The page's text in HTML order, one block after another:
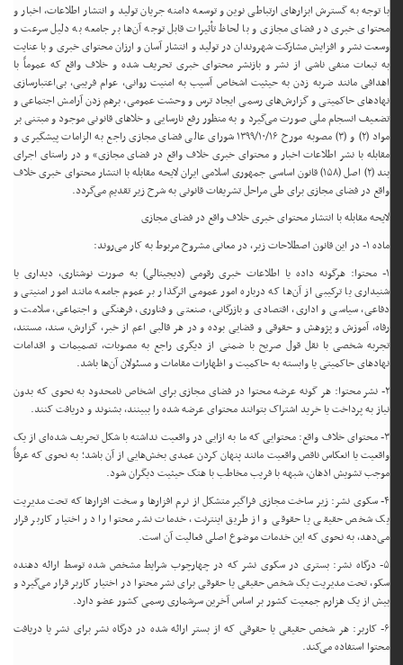
با توجه به گسترش ابزارهای ارتباطی نوین و توسعه دامنه جریان تولید و انتشار اطلاعات، اخبار و
محتوای خبری در فضای مجازی و با لحاظ تأثیرات قابل توجه آن‌ها بر جامعه به دلیل سرعت و
وسعت نشر و افزایش مشارکت شهروندان در تولید و انتشار آسان و ارزان محتوای خبری و با عنایت
به تبعات منفی ناشی از نشر و بازنشر محتوای خبری تحریف شده و خلاف واقع که عموماً با
اهدافی مانند ضربه زدن به حیثیت اشخاص آسیب به امنیت روانی، عوام فریبی، بی‌اعتبارسازی
نهادهای حاکمیتی و گزارش‌های رسمی ایجاد ترس و وحشت عمومی، برهم زدن آرامش اجتماعی و
تضعیف انسجام ملی صورت می‌گیرد و به منظور رفع نارسایی و خلاهای قانونی موجود و مبتنی بر
مواد (۲) و (۳) مصوبه مورخ ۱۳۹۹/۱۰/۱۶ شورای عالی فضای مجازی راجع به الزامات پیشگیری و
مقابله با نشر اطلاعات اخبار و محتوای خبری خلاف واقع در فضای مجازی» و در راستای اجرای
بند (۲) اصل (۱۵۸) قانون اساسی جمهوری اسلامی ایران لایحه مقابله با انتشار محتوای خبری خلاف
واقع در فضای مجازی برای طی مراحل تشریفات قانونی به شرح زیر تقدیم می‌گردد.
لایحه مقابله با انتشار محتوای خبری خلاف واقع در فضای مجازی
ماده ۱- در این قانون اصطلاحات زیر، در معانی مشروح مربوط به کار می‌روند:
۱- محتوا: هرگونه داده یا اطلاعات خبری رقومی (دیجیتالی) به صورت نوشتاری، دیداری یا
شنیداری یا ترکیبی از آن‌ها که درباره امور عمومی اثرگذار بر عموم جامعه مانند امور امنیتی و
دفاعی، سیاسی و اداری، اقتصادی و بازرگانی، صنعتی و فناوری، فرهنگی و اجتماعی، سلامت و
رفاه، آموزش و پژوهش و حقوقی و قضایی بوده و در هر قالبی اعم از خبر، گزارش، سند، مستند،
تجربه شخصی با نقل قول صریح با ضمنی از دیگری راجع به مصوبات، تصمیمات و اقدامات
نهادهای حاکمیتی یا وابسته به حاکمیت و اظهارات مقامات و مسئولان آن‌ها باشد.
۲- نشر محتوا: هر گونه عرضه محتوا در فضای مجازی برای اشخاص نامحدود به نحوی که بدون
نیاز به پرداخت یا خرید اشتراک بتوانند محتوای عرضه شده را ببینند، بشنوند و دریافت کنند.
۳- محتوای خلاف واقع: محتوایی که ما به ازایی در واقعیت نداشته با شکل تحریف شده‌ای از یک
واقعیت یا انعکاس ناقص واقعیت مانند پنهان کردن عمدی بخش‌هایی از آن باشد؛ به نحوی که عرفاً
موجب تشویش اذهان، شبهه با فریب مخاطب با هتک حیثیت دیگران شود.
۴- سکوی نشر: زیر ساخت مجازی فراگیر متشکل از نرم افزارها و سخت افزارها که تحت مدیریت
یک شخص حقیقی یا حقوقی و از طریق اینترنت، خدمات نشر محتوا را در اختیار کاربر قرار
می‌دهد، به نحوی که این خدمات موضوع اصلی فعالیت آن است.
۵- درگاه نشر: بستری در سکوی نشر که در چهارچوب شرایط مشخص شده توسط ارائه دهنده
سکو، تحت مدیریت یک شخص حقیقی یا حقوقی برای نشر محتوا در اختیار کاربر قرار می‌گیرد و
بیش از یک هزارم جمعیت کشور بر اساس آخرین سرشماری رسمی کشور عضو دارد.
۶- کاربر: هر شخص حقیقی یا حقوقی که از بستر ارائه شده در درگاه نشر برای نشر یا دریافت
محتوا استفاده می‌کند.